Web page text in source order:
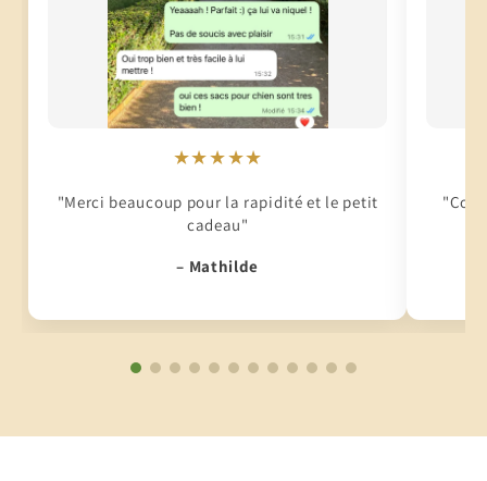
★★★★★
"Merci beaucoup pour la rapidité et le petit
cadeau"
– Mathilde